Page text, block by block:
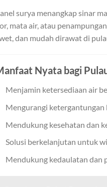
surya menangkap sinar
mata air, atau
dan mudah dirawat di
Nyata bagi
Menjamin ketersediaan air
Mengurangi
Mendukung kesehatan dan
Solusi berkelanjutan untuk
Mendukung kedaulatan dan